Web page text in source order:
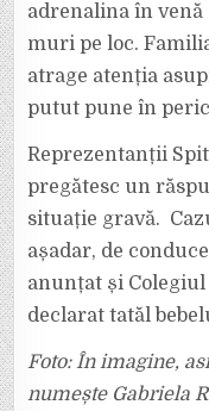
adrenalina în
muri pe loc.
atrage atenția
putut pune în
Reprezentanții
pregătesc un
situație gravă.
așadar, de
anunțat și
declarat tatăl
Foto: În imagine,
numește Gabriela